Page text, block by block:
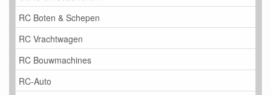
RC Boten & Schepen
RC Vrachtwagen
RC Bouwmachines
RC-Auto